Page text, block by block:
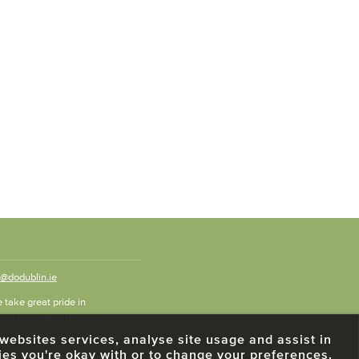
take great pride in
services, analyse site usage and assist in
you're okay with or to change your preferences.